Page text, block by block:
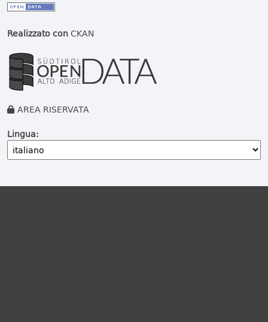
Realizzato conCKAN
AREA RISERVATA
Lingua